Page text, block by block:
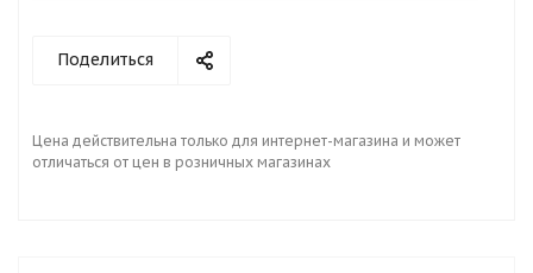
Поделиться
Цена действительна только для интернет-магазина и может
отличаться от цен в розничных магазинах